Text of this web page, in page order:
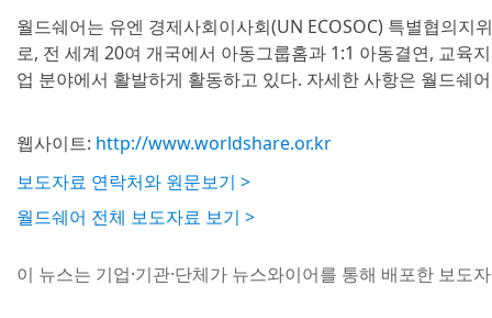
월드쉐어는 유엔 경제사회이사회(UN ECOSOC) 특별협의지
로, 전 세계 20여 개국에서 아동그룹홈과 1:1 아동결연, 교육
업 분야에서 활발하게 활동하고 있다. 자세한 사항은 월드쉐
웹사이트: http://www.worldshare.or.kr
보도자료 연락처와 원문보기 >
월드쉐어 전체 보도자료 보기 >
이 뉴스는 기업·기관·단체가 뉴스와이어를 통해 배포한 보도